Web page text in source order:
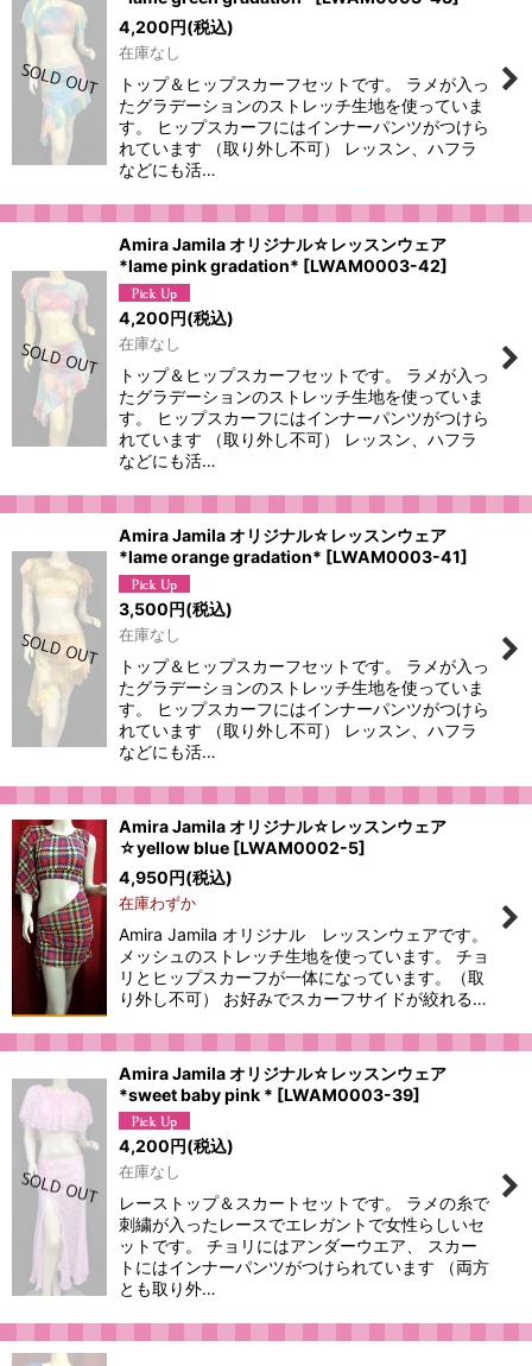
4,200円(税込)
在庫なし
トップ＆ヒップスカーフセットです。 ラメが入っ
たグラデーションのストレッチ生地を使っていま
す。 ヒップスカーフにはインナーパンツがつけら
れています （取り外し不可） レッスン、ハフラ
などにも活…
Amira Jamila オリジナル☆レッスンウェア
*lame pink gradation* [LWAM0003-42]
4,200円(税込)
在庫なし
トップ＆ヒップスカーフセットです。 ラメが入っ
たグラデーションのストレッチ生地を使っていま
す。 ヒップスカーフにはインナーパンツがつけら
れています （取り外し不可） レッスン、ハフラ
などにも活…
Amira Jamila オリジナル☆レッスンウェア
*lame orange gradation* [LWAM0003-41]
3,500円(税込)
在庫なし
トップ＆ヒップスカーフセットです。 ラメが入っ
たグラデーションのストレッチ生地を使っていま
す。 ヒップスカーフにはインナーパンツがつけら
れています （取り外し不可） レッスン、ハフラ
などにも活…
Amira Jamila オリジナル☆レッスンウェア
☆yellow blue [LWAM0002-5]
4,950円(税込)
在庫わずか
Amira Jamila オリジナル レッスンウェアです。
メッシュのストレッチ生地を使っています。 チョ
リとヒップスカーフが一体になっています。（取
り外し不可） お好みでスカーフサイドが絞れる…
Amira Jamila オリジナル☆レッスンウェア
*sweet baby pink * [LWAM0003-39]
4,200円(税込)
在庫なし
レーストップ＆スカートセットです。 ラメの糸で
刺繍が入ったレースでエレガントで女性らしいセ
ットです。 チョリにはアンダーウエア、 スカー
トにはインナーパンツがつけられています （両方
とも取り外…